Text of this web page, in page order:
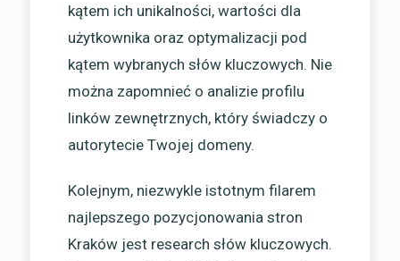
kątem ich unikalności, wartości dla
użytkownika oraz optymalizacji pod
kątem wybranych słów kluczowych. Nie
można zapomnieć o analizie profilu
linków zewnętrznych, który świadczy o
autorytecie Twojej domeny.
Kolejnym, niezwykle istotnym filarem
najlepszego pozycjonowania stron
Kraków jest research słów kluczowych.